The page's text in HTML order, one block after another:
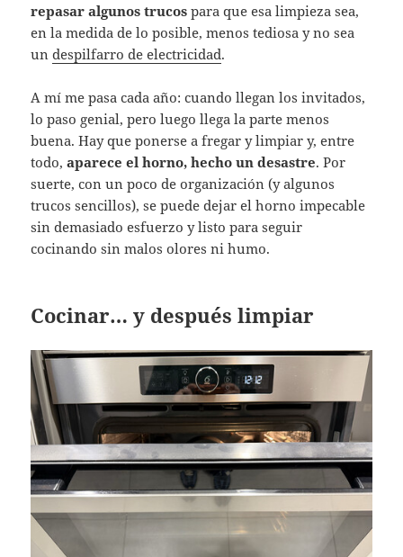
repasar algunos trucos para que esa limpieza sea,
en la medida de lo posible, menos tediosa y no sea
undespilfarro de electricidad.
A mí me pasa cada año: cuando llegan los invitados,
lo paso genial, pero luego llega la parte menos
buena. Hay que ponerse a fregar y limpiar y, entre
todo,aparece el horno, hecho un desastre. Por
suerte, con un poco de organización (y algunos
trucos sencillos), se puede dejar el horno impecable
sin demasiado esfuerzo y listo para seguir
cocinando sin malos olores ni humo.
Cocinar… y después limpiar